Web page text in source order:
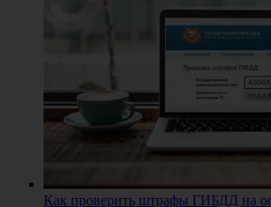
Как проверить штрафы ГИБДД на